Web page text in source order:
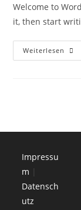
Welcome to
it, then start
Weiterlesen Hello
Impressu
m |
Datensch
utz